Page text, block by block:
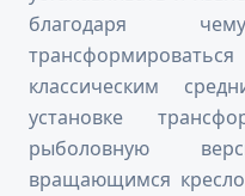
благодаря
классическим
установке
рыболовную
вращающимся